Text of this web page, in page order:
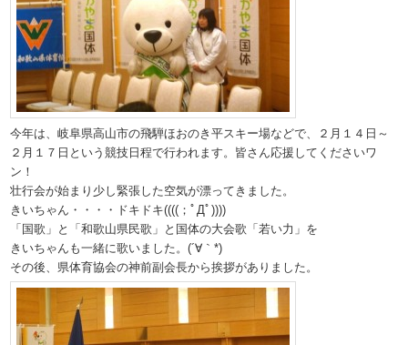
今年は、岐阜県高山市の飛騨ほおのき平スキー場などで、２月１４日～
２月１７日という競技日程で行われます。皆さん応援してくださいワ
ン！
壮行会が始まり少し緊張した空気が漂ってきました。
きいちゃん・・・・ドキドキ((((；ﾟДﾟ))))
「国歌」と「和歌山県民歌」と国体の大会歌「若い力」を
きいちゃんも一緒に歌いました。(´∀｀*)
その後、県体育協会の神前副会長から挨拶がありました。